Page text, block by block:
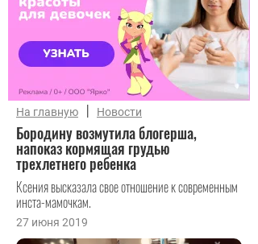
На главную | Новости
Бородину возмутила блогерша,
напоказ кормящая грудью
трехлетнего ребенка
Ксения высказала свое отношение к современным
инста-мамочкам.
27 июня 2019